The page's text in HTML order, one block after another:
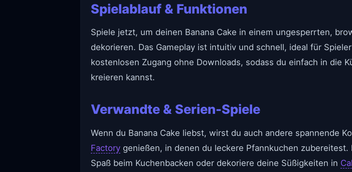
Spielablauf & Funktionen
Spiele jetzt, um deinen Banana Cake in einem ungesperrten,
dekorieren. Das Gameplay ist intuitiv und schnell, ideal für
kostenlosen Zugang ohne Downloads, sodass du einfach in die
kreieren kannst.
Verwandte & Serien-Spiele
Wenn du Banana Cake liebst, wirst du auch andere spannende
Factory genießen, in denen du leckere Pfannkuchen zubereitest.
Spaß beim Kuchenbacken oder dekoriere deine Süßigkeiten in